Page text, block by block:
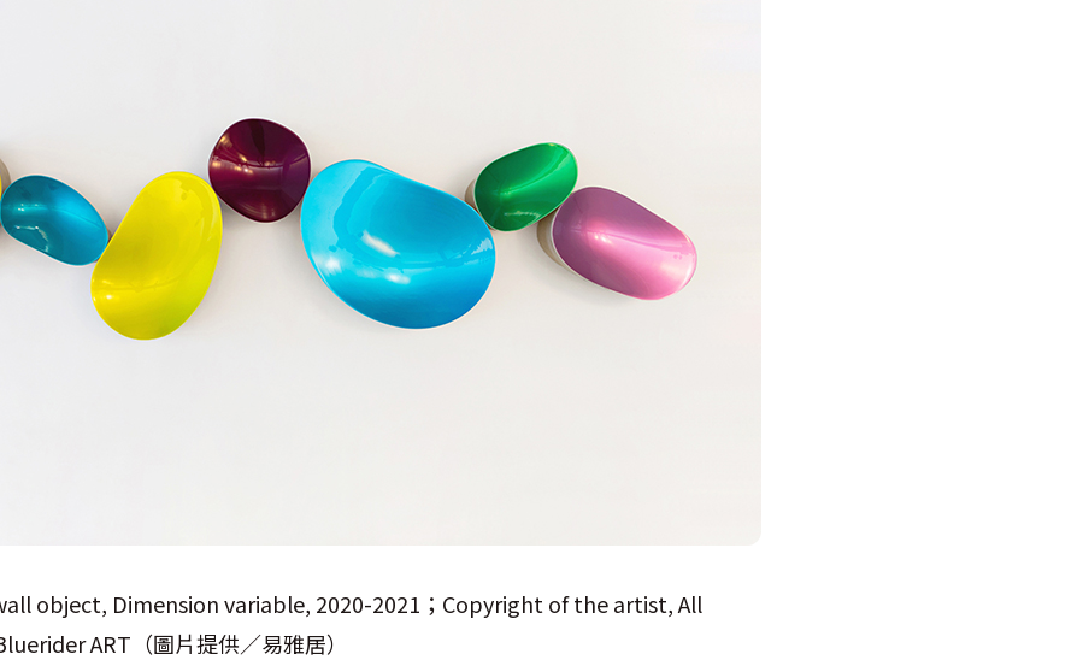
object, Dimension variable, 2020-2021；Copyright of the artist, All
ART（圖片提供／易雅居）